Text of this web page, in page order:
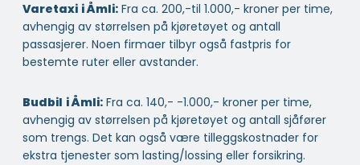
Varetaxi i Åmli: Fra ca. 200,-til 1.000,- kroner per time,
avhengig av størrelsen på kjøretøyet og antall
passasjerer. Noen firmaer tilbyr også fastpris for
bestemte ruter eller avstander.
Budbil i Åmli: Fra ca. 140,- -1.000,- kroner per time,
avhengig av størrelsen på kjøretøyet og antall sjåfører
som trengs. Det kan også være tilleggskostnader for
ekstra tjenester som lasting/lossing eller forsikring.